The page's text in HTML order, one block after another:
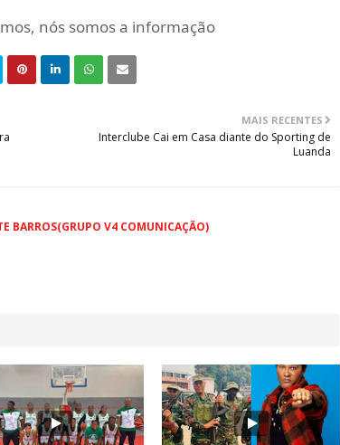
nós somos a informação
MAIS RECENTES
Interclube Cai em Casa diante do Sporting de
Luanda
BARROS(GRUPO V4 COMUNICAÇÃO)